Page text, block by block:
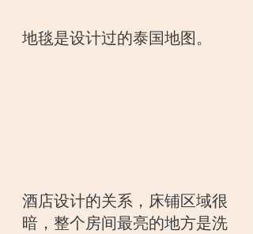
地毯是设计过的泰国地图。
酒店设计的关系，床铺区域很
暗，整个房间最亮的地方是洗